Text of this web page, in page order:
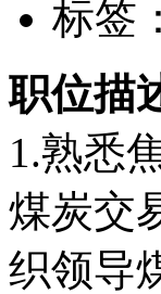
标签
职位描
1.熟悉
煤炭交
织领导